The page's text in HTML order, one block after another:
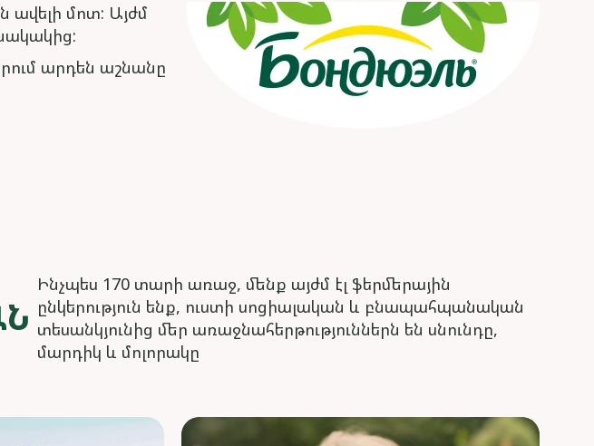
ավելի մոտ: Այժմ
արդեն աշնանը
Ինչպես 170 տարի առաջ, մենք այժմ էլ ֆերմերային
ընկերություն ենք, ուստի սոցիալական և բնապահպանական
տեսանկյունից մեր առաջնահերթություններն են սնունդը,
մարդիկ և մոլորակը